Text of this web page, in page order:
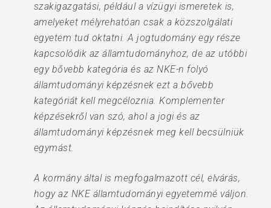
szakigazgatási, például a vízügyi ismeretek is,
amelyeket mélyrehatóan csak a közszolgálati
egyetem tud oktatni. A jogtudomány egy része
kapcsolódik az államtudományhoz, de az utóbbi
egy bővebb kategória és az NKE-n folyó
államtudományi képzésnek ezt a bővebb
kategóriát kell megcéloznia. Komplementer
képzésekről van szó, ahol a jogi és az
államtudományi képzésnek meg kell becsülniük
egymást.
A kormány által is megfogalmazott cél, elvárás,
hogy az NKE államtudományi egyetemmé váljon.